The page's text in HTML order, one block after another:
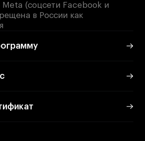
Meta (соцсети Facebook и
в России как